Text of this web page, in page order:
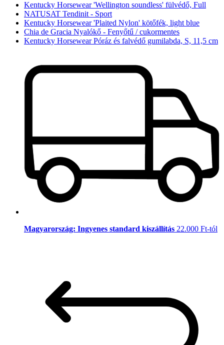
Kentucky Horsewear 'Wellington soundless' fülvédő, Full
NATUSAT Tendinit - Sport
Kentucky Horsewear 'Plaited Nylon' kötőfék, light blue
Chia de Gracia Nyalókő - Fenyőtű / cukormentes
Kentucky Horsewear Póráz és falvédő gumilabda, S, 11,5 cm
Magyarország: Ingyenes standard kiszállítás 22.000 Ft-tól